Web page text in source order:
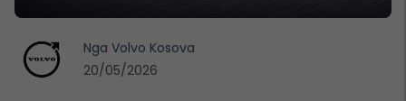
Nga Volvo Kosova
20/05/2026